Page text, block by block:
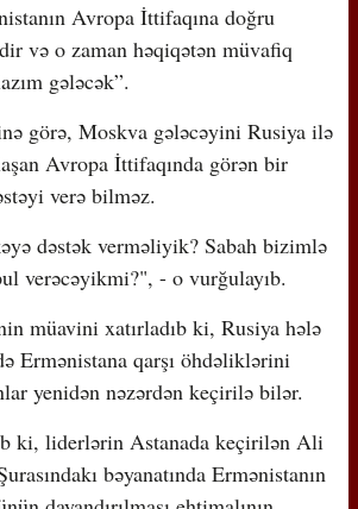
Avropa İttifaqına doğru
və o zaman həqiqətən müvafiq
gələcək”.
görə, Moskva gələcəyini Rusiya ilə
Avropa İttifaqında görən bir
verə bilməz.
dəstək verməliyik? Sabah bizimlə
verəcəyikmi?", - o vurğulayıb.
müavini xatırladıb ki, Rusiya hələ
Ermənistana qarşı öhdəliklərini
yenidən nəzərdən keçirilə bilər.
ki, liderlərin Astanada keçirilən Ali
bəyanatında Ermənistanın